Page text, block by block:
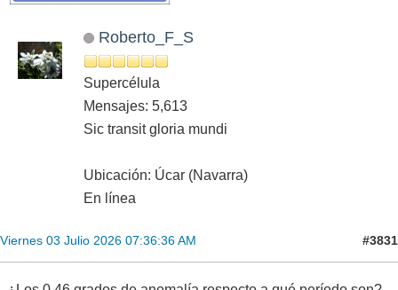
Roberto_F_S
Supercélula
Mensajes: 5,613
Sic transit gloria mundi
Ubicación: Úcar (Navarra)
En línea
Viernes 03 Julio 2026 07:36:36 AM #3831